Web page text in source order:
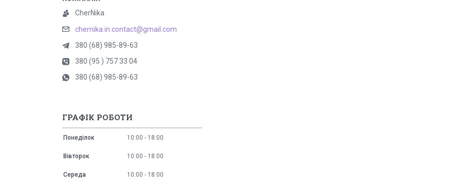
CherNika
chernika.in.contact@gmail.com
380 (68) 985-89-63
380 (95 ) 757 33 04
380 (68) 985-89-63
ГРАФІК РОБОТИ
Понеділок 10:00 18:00
Вівторок 10:00 18:00
Середа 10:00 18:00